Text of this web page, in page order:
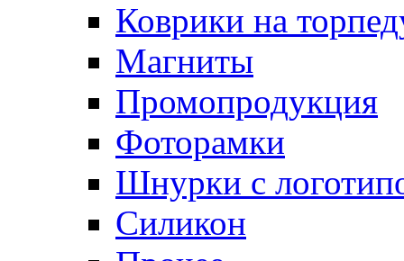
Коврики на
Магниты
Промопродукция
Фоторамки
Шнурки с
Силикон